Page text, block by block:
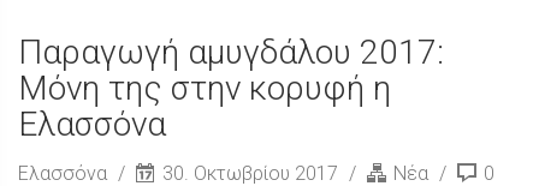
Παραγωγή αμυγδάλου 2017:
Μόνη της στην κορυφή η
Ελασσόνα
Ελασσόνα 30. Οκτωβρίου 2017 Νέα 0